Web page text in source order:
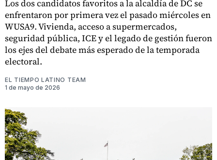
Los dos candidatos favoritos a la alcaldía de DC se
enfrentaron por primera vez el pasado miércoles en
WUSA9. Vivienda, acceso a supermercados,
seguridad pública, ICE y el legado de gestión fueron
los ejes del debate más esperado de la temporada
electoral.
EL TIEMPO LATINO TEAM
1 de mayo de 2026